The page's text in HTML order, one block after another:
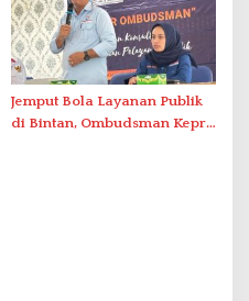
Jemput Bola Layanan Publik
di Bintan, Ombudsman Kepri